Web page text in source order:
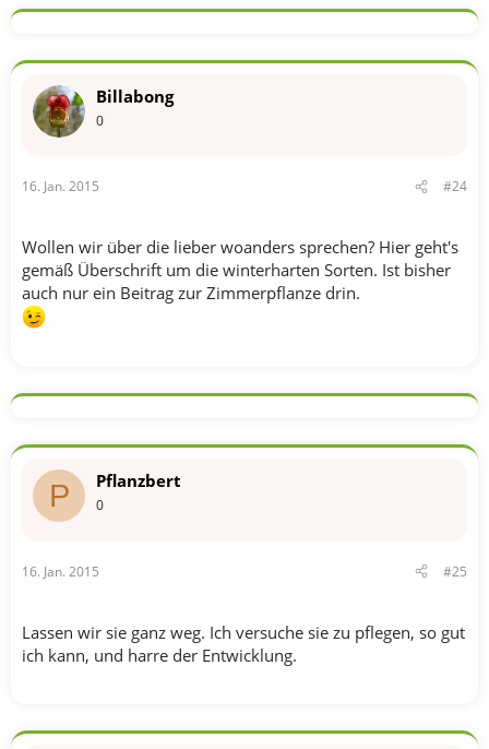
Billabong
0
16. Jan. 2015 #24
Wollen wir über die lieber woanders sprechen? Hier geht's
gemäß Überschrift um die winterharten Sorten. Ist bisher
auch nur ein Beitrag zur Zimmerpflanze drin.
P Pflanzbert
0
16. Jan. 2015 #25
Lassen wir sie ganz weg. Ich versuche sie zu pflegen, so gut
ich kann, und harre der Entwicklung.